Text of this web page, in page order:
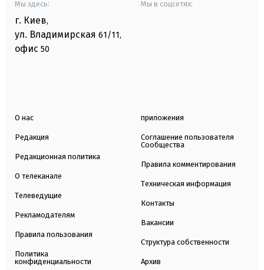
Мы здесь:
г. Киев,
ул. Владимирская 61/11,
офис 50
Мы в соцсетях:
О нас
Редакция
Редакционная политика
О телеканале
Телеведущие
Рекламодателям
Правила пользования
Политика
конфиденциальности
приложения
Соглашение пользователя
Сообщества
Правила комментирования
Техническая информация
Контакты
Вакансии
Структура собственности
Архив